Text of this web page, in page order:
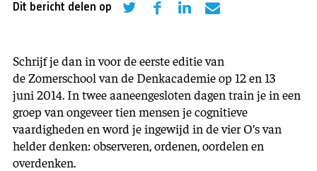
Dit bericht delen op
Schrijf je dan in voor de eerste editie van
de Zomerschool van de Denkacademie op 12 en 13
juni 2014. In twee aaneengesloten dagen train je in een
groep van ongeveer tien mensen je cognitieve
vaardigheden en word je ingewijd in de vier O’s van
helder denken: observeren, ordenen, oordelen en
overdenken.